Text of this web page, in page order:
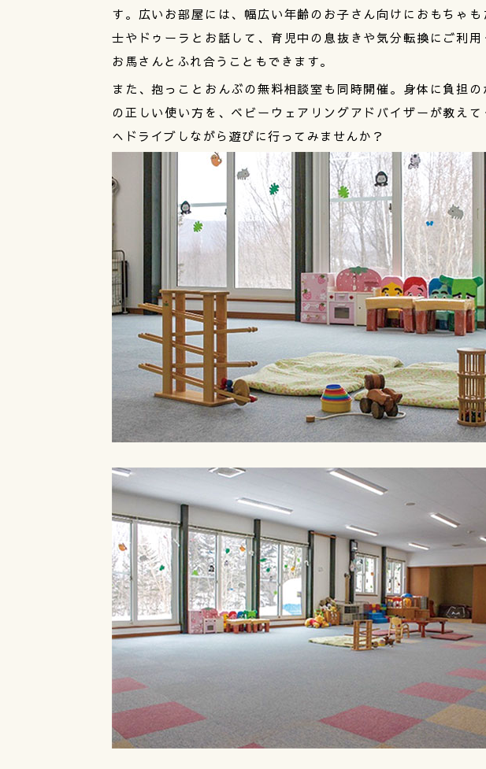
す。広いお部屋には、幅広い年齢のお子さん向けにおもちゃ
士やドゥーラとお話して、育児中の息抜きや気分転換にご利
お馬さんとふれ合うこともできます。
また、抱っことおんぶの無料相談室も同時開催。身体に負担
の正しい使い方を、ベビーウェアリングアドバイザーが教え
へドライブしながら遊びに行ってみませんか？